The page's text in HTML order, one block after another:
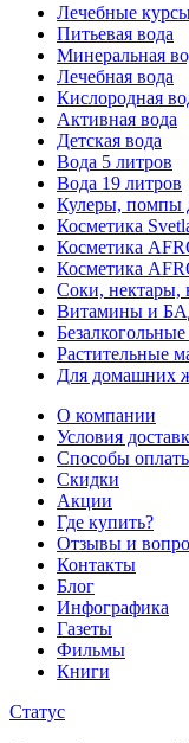
Лечебные
Питьевая вода
Минеральная
Лечебная вода
Кислородная
Активная вода
Детская вода
Вода 5 литров
Вода 19 литров
Кулеры, помпы
Косметика
Косметика
Косметика
Соки, нектары,
Витамины и
Растительные
Для домашних
О компании
Условия
Способы
Скидки
Акции
Где купить?
Отзывы и
Контакты
Блог
Инфографика
Газеты
Фильмы
Книги
Статус